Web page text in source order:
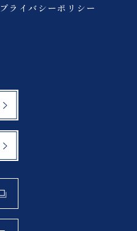
プライバシーポリシー